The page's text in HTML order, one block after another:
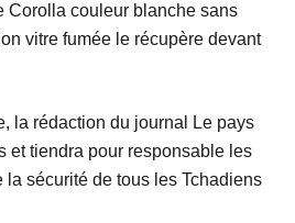
Corolla couleur blanche sans
vitre fumée le récupère devant
la rédaction du journal Le pays
et tiendra pour responsable les
la sécurité de tous les Tchadiens